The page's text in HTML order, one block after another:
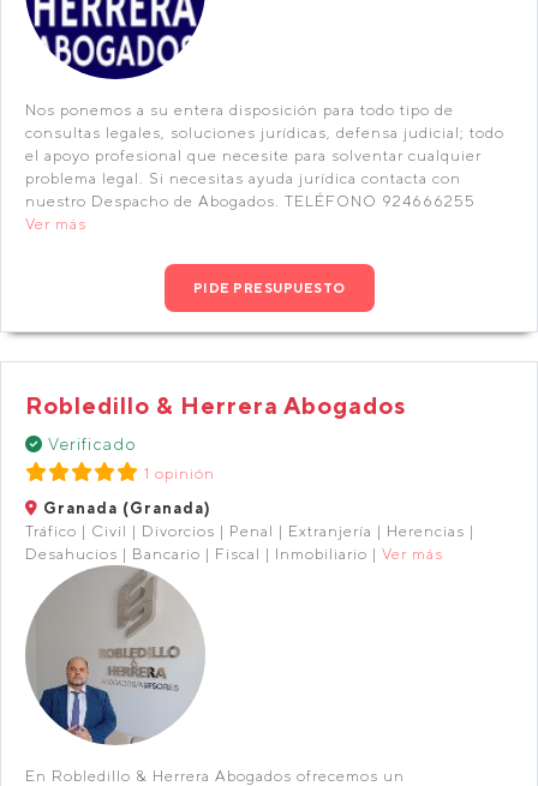
Nos ponemos a su entera disposición para todo tipo de
consultas legales, soluciones jurídicas, defensa judicial; todo
el apoyo profesional que necesite para solventar cualquier
problema legal. Si necesitas ayuda jurídica contacta con
nuestro Despacho de Abogados. TELÉFONO 924666255
Ver más
PIDE PRESUPUESTO
Robledillo & Herrera Abogados
Verificado
1 opinión
Granada (Granada)
Tráfico | Civil | Divorcios | Penal | Extranjería | Herencias |
Desahucios | Bancario | Fiscal | Inmobiliario | Ver más
En Robledillo & Herrera Abogados ofrecemos un